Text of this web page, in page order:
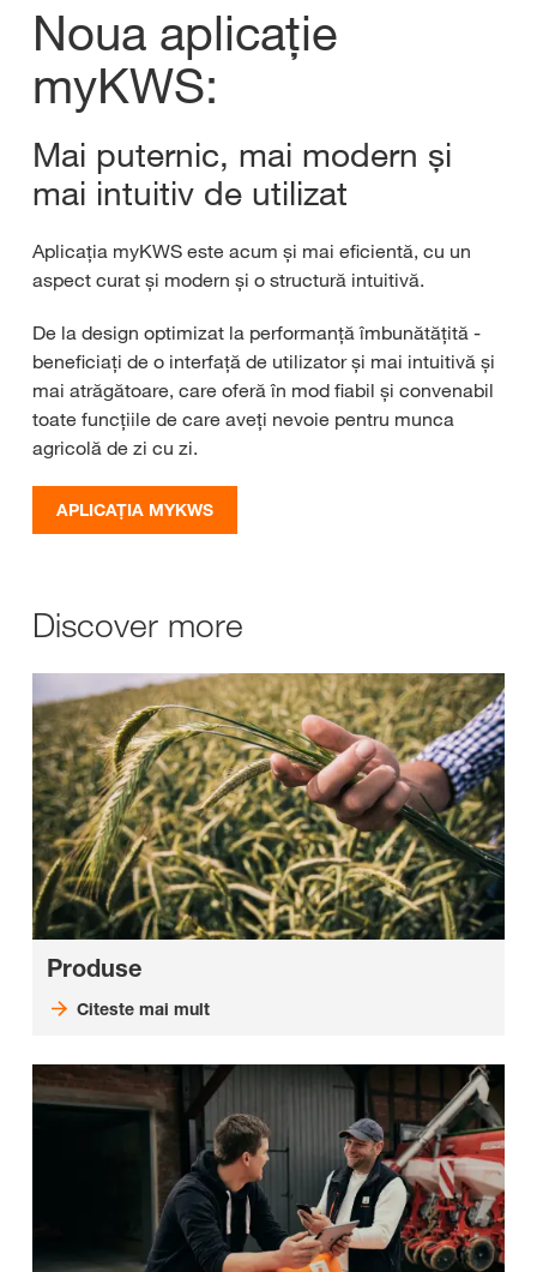
Noua aplicație
myKWS:
Mai puternic, mai modern și
mai intuitiv de utilizat
Aplicația myKWS este acum și mai eficientă, cu un
aspect curat și modern și o structură intuitivă.
De la design optimizat la performanță îmbunătățită -
beneficiați de o interfață de utilizator și mai intuitivă și
mai atrăgătoare, care oferă în mod fiabil și convenabil
toate funcțiile de care aveți nevoie pentru munca
agricolă de zi cu zi.
APLICAȚIA MYKWS
Discover more
Produse
Citeste mai mult